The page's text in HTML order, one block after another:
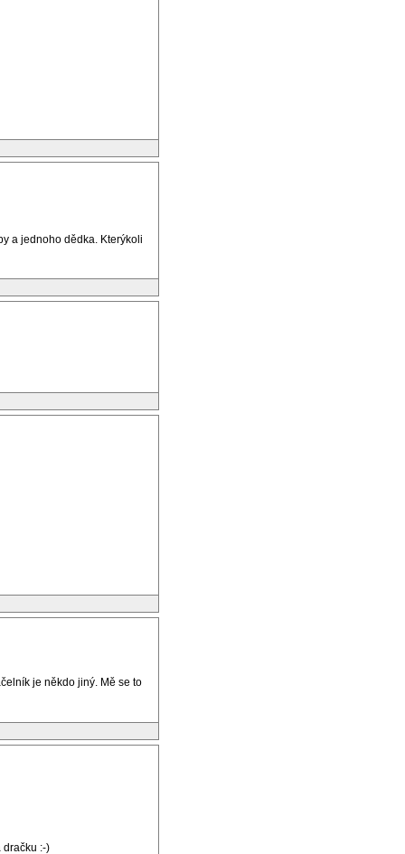
a jednoho dědka. Kterýkoli
je někdo jiný. Mě se to
dračku :-)